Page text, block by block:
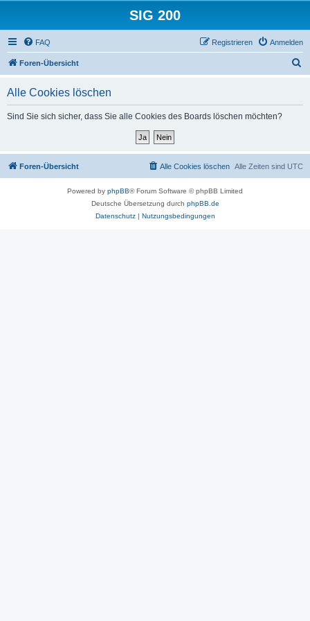
SIG 200
FAQ Anmelden
Registrieren
Foren-Übersicht
Alle Cookies löschen
Sind Sie sich sicher, dass Sie alle Cookies des Boards löschen möchten?
Foren-Übersicht Alle Zeiten sind UTC
Alle Cookies löschen
Powered by phpBB® Forum Software © phpBB Limited
Deutsche Übersetzung durch phpBB.de
Datenschutz| Nutzungsbedingungen